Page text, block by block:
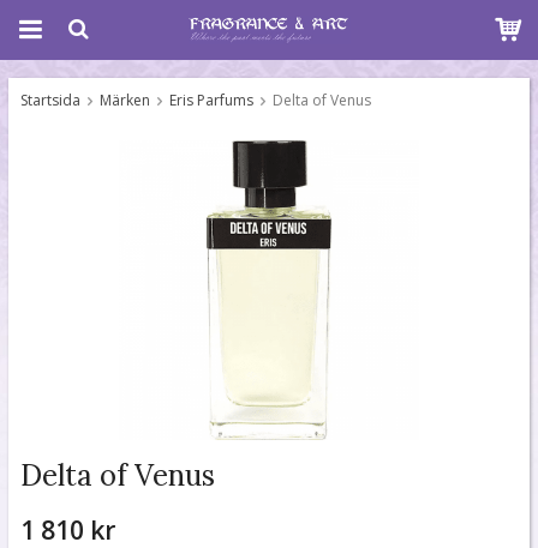
Startsida Märken Eris Parfums Delta of Venus
Delta of Venus
1 810 kr